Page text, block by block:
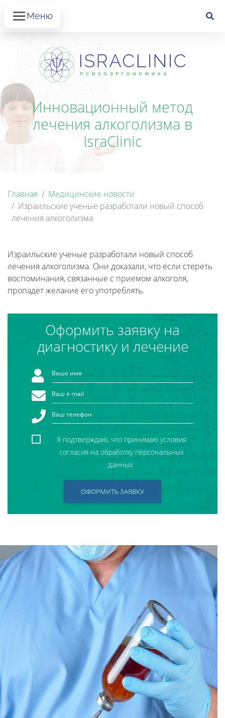
Меню
Инновационный метод
лечения алкоголизма в
IsraClinic
Главная
Медицинские новости
Израильские ученые разработали новый способ
лечения алкоголизма
Израильские ученые разработали новый способ
лечения алкоголизма. Они доказали, что если стереть
воспоминания, связанные с приемом алкоголя,
пропадет желание его употреблять.
Оформить заявку на
диагностику и лечение
Я подтверждаю, что принимаю условия
согласия на обработку персональных
данных.
ОФОРМИТЬ ЗАЯВКУ